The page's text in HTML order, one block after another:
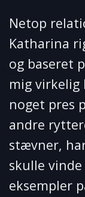
Netop
Katharina
og baseret
mig
noget pres
andre
stævner,
skulle
eksempler